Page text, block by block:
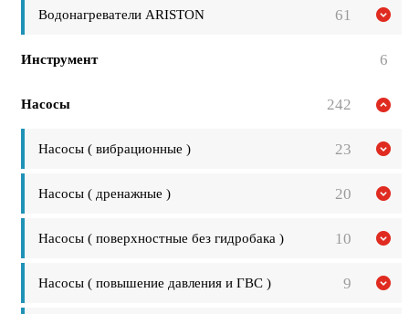
Водонагреватели ARISTON 61
Инструмент 6
Насосы 242
Насосы ( вибрационные ) 23
Насосы ( дренажные ) 20
Насосы ( поверхностные без гидробака ) 10
Насосы ( повышение давления и ГВС ) 9